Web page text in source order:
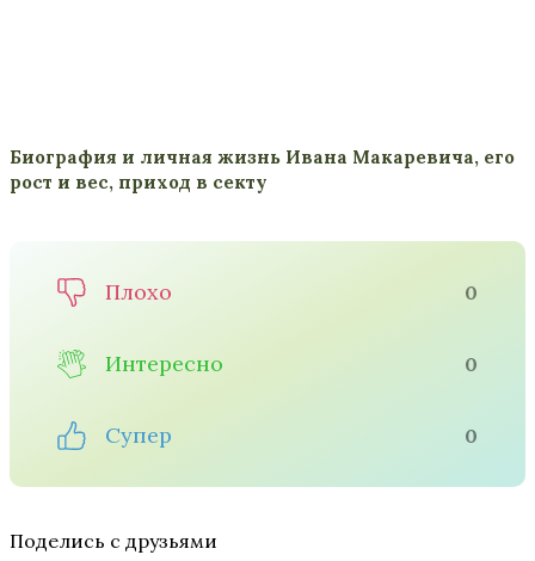
Биография и личная жизнь Ивана Макаревича, его
рост и вес, приход в секту
Плохо 0
Интересно 0
Супер 0
Поделись с друзьями